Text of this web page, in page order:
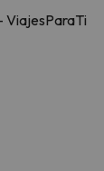
ViajesParaTi